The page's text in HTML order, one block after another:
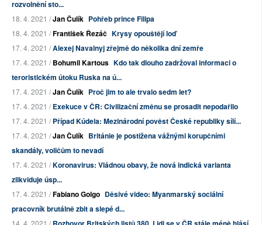
rozvolnění sto...
18. 4. 2021 /Jan Čulík Pohřeb prince Filipa
18. 4. 2021 /František Řezáč Krysy opouštějí loď
17. 4. 2021 /Alexej Navalnyj zřejmě do několika dní zemře
17. 4. 2021 /Bohumil Kartous Kdo tak dlouho zadržoval informaci o
teroristickém útoku Ruska na ú...
17. 4. 2021 /Jan Čulík Proč jim to ale trvalo sedm let?
17. 4. 2021 /Exekuce v ČR: Civilizační změnu se prosadit nepodařilo
17. 4. 2021 /Případ Kúdela: Mezinárodní pověst České republiky sílí...
17. 4. 2021 /Jan Čulík Británie je postižena vážnými korupčními
skandály, voličům to nevadí
17. 4. 2021 /Koronavirus: Vládnou obavy, že nová indická varianta
zlikviduje úsp...
17. 4. 2021 /Fabiano Golgo Děsivé video: Myanmarský sociální
pracovník brutálně zbit a slepé d...